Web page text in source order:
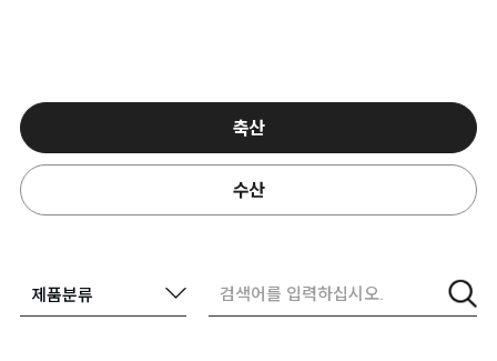
축산
수산